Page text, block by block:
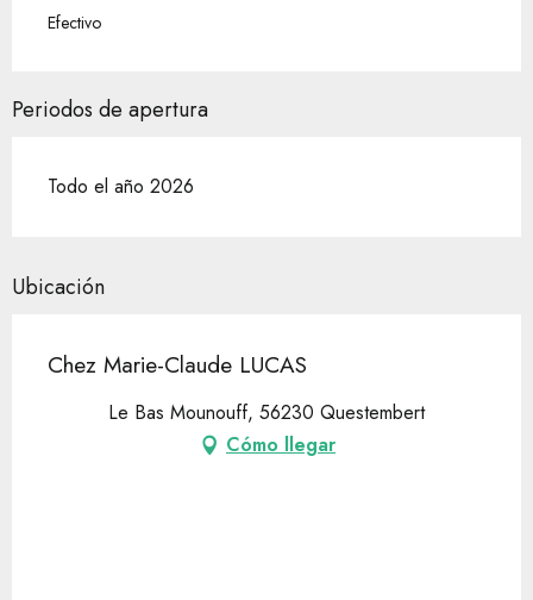
Efectivo
Periodos de apertura
Todo el año 2026
Ubicación
Chez Marie-Claude LUCAS
Le Bas Mounouff, 56230 Questembert
Cómo llegar